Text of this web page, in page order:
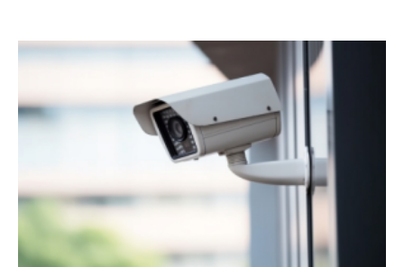
le
traitement
images
vidéosurveillance